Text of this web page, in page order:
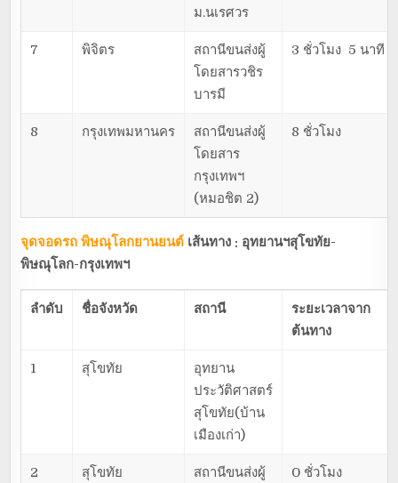
ม.นเรศวร
7 พิจิตร
สถานีขนส่งผู้
โดยสารวชิร
บารมี
3 ชั่วโมง 5 นาที
8 กรุงเทพมหานคร
สถานีขนส่งผู้
โดยสาร
กรุงเทพฯ
(หมอชิต 2)
8 ชั่วโมง
จุดจอดรถ พิษณุโลกยานยนต์ เส้นทาง : อุทยานฯสุโขทัย-
พิษณุโลก-กรุงเทพฯ
ลำดับ ชื่อจังหวัด สถานี
ระยะเวลาจาก
ต้นทาง
1 สุโขทัย
อุทยาน
ประวัติศาสตร์
สุโขทัย(บ้าน
เมืองเก่า)
2 สุโขทัย สถานีขนส่งผู้ 0 ชั่วโมง